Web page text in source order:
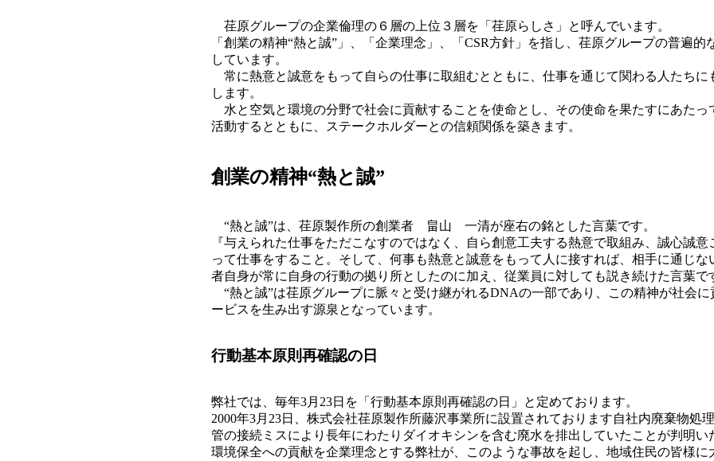
荏原グループの企業倫理の６層の上位３層を「荏原らしさ」と呼んでいます。
「創業の精神“熱と誠”」、「企業理念」、「CSR方針」を指し、荏原グループの普遍
しています。
常に熱意と誠意をもって自らの仕事に取組むとともに、仕事を通じて関わる人たちに
します。
水と空気と環境の分野で社会に貢献することを使命とし、その使命を果たすにあたっ
活動するとともに、ステークホルダーとの信頼関係を築きます。
創業の精神“熱と誠”
“熱と誠”は、荏原製作所の創業者 畠山 一清が座右の銘とした言葉です。
『与えられた仕事をただこなすのではなく、自ら創意工夫する熱意で取組み、誠心誠意
って仕事をすること。そして、何事も熱意と誠意をもって人に接すれば、相手に通じな
者自身が常に自身の行動の拠り所としたのに加え、従業員に対しても説き続けた言葉で
“熱と誠”は荏原グループに脈々と受け継がれるDNAの一部であり、この精神が社会に
ービスを生み出す源泉となっています。
行動基本原則再確認の日
弊社では、毎年3月23日を「行動基本原則再確認の日」と定めております。
2000年3月23日、株式会社荏原製作所藤沢事業所に設置されております自社内廃棄物処
管の接続ミスにより長年にわたりダイオキシンを含む廃水を排出していたことが判明い
環境保全への貢献を企業理念とする弊社が、このような事故を起し、地域住民の皆様に